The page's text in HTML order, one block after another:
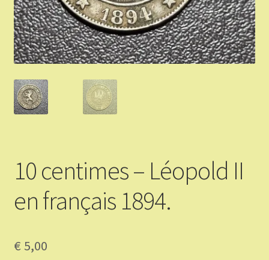
Validation de la commande
Vous Vendez
Conditions d’utilisation
Panier
10 centimes – Léopold II
en français 1894.
€ 5,00